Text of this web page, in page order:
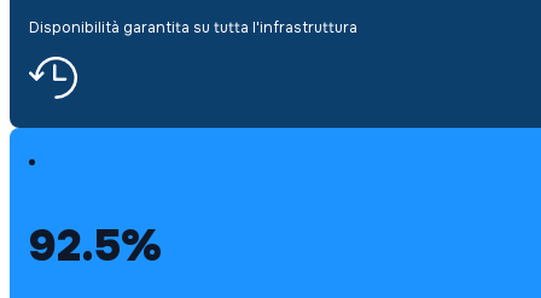
Disponibilità garantita su tutta l'infrastruttura
92.5%